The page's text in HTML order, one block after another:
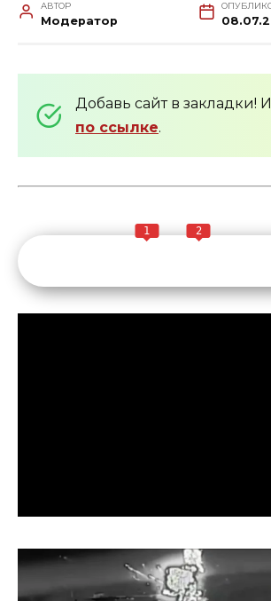
АВТОР
Модератор
Добавь сайт в закладки!
по ссылке.
1 2